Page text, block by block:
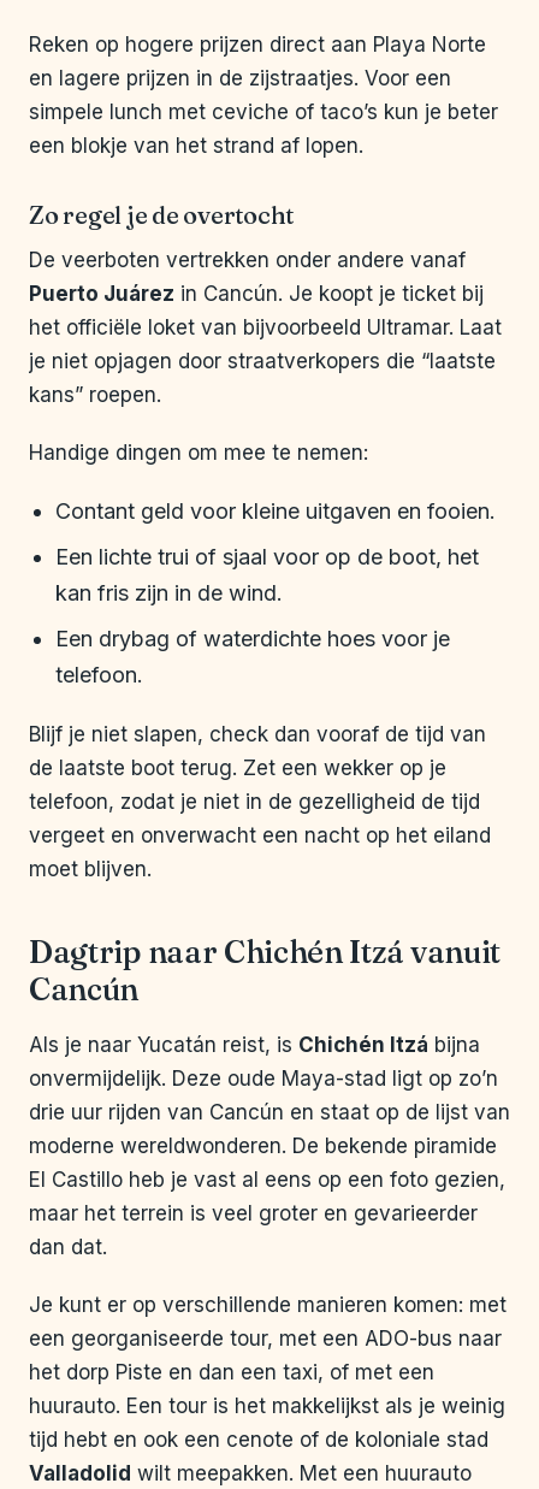
Reken op hogere prijzen direct aan Playa Norte
en lagere prijzen in de zijstraatjes. Voor een
simpele lunch met ceviche of taco’s kun je beter
een blokje van het strand af lopen.
Zo regel je de overtocht
De veerboten vertrekken onder andere vanaf
Puerto Juárez in Cancún. Je koopt je ticket bij
het officiële loket van bijvoorbeeld Ultramar. Laat
je niet opjagen door straatverkopers die “laatste
kans” roepen.
Handige dingen om mee te nemen:
Contant geld voor kleine uitgaven en fooien.
Een lichte trui of sjaal voor op de boot, het
kan fris zijn in de wind.
Een drybag of waterdichte hoes voor je
telefoon.
Blijf je niet slapen, check dan vooraf de tijd van
de laatste boot terug. Zet een wekker op je
telefoon, zodat je niet in de gezelligheid de tijd
vergeet en onverwacht een nacht op het eiland
moet blijven.
Dagtrip naar Chichén Itzá vanuit
Cancún
Als je naar Yucatán reist, is Chichén Itzá bijna
onvermijdelijk. Deze oude Maya-stad ligt op zo’n
drie uur rijden van Cancún en staat op de lijst van
moderne wereldwonderen. De bekende piramide
El Castillo heb je vast al eens op een foto gezien,
maar het terrein is veel groter en gevarieerder
dan dat.
Je kunt er op verschillende manieren komen: met
een georganiseerde tour, met een ADO-bus naar
het dorp Piste en dan een taxi, of met een
huurauto. Een tour is het makkelijkst als je weinig
tijd hebt en ook een cenote of de koloniale stad
Valladolid wilt meepakken. Met een huurauto